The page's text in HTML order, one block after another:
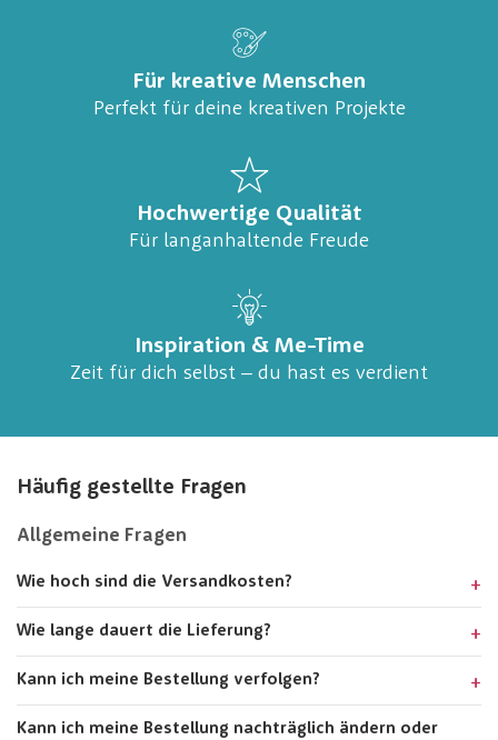
Für kreative Menschen
Perfekt für deine kreativen Projekte
Hochwertige Qualität
Für langanhaltende Freude
Inspiration & Me-Time
Zeit für dich selbst – du hast es verdient
Häufig gestellte Fragen
Allgemeine Fragen
Wie hoch sind die Versandkosten?
Wie lange dauert die Lieferung?
Kann ich meine Bestellung verfolgen?
Kann ich meine Bestellung nachträglich ändern oder